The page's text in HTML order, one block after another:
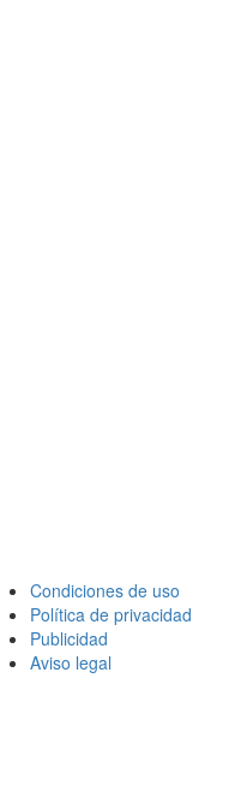
Condiciones de uso
Política de privacidad
Publicidad
Aviso legal